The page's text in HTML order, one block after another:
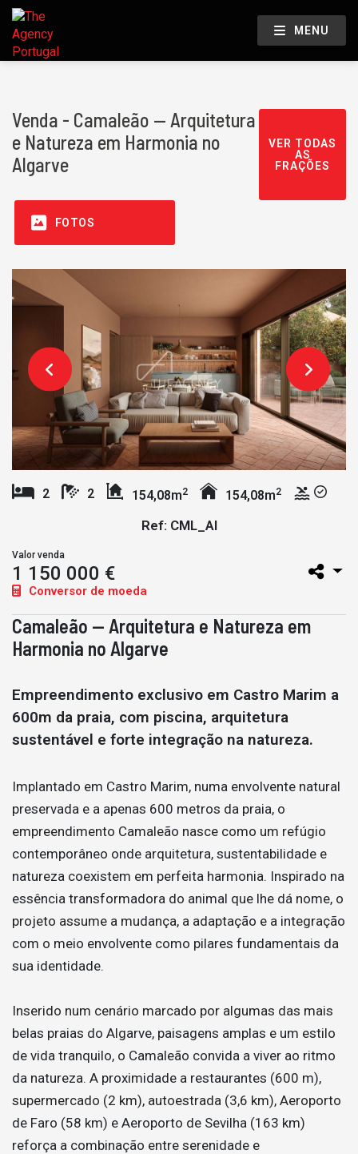
MENU
Venda - Camaleão — Arquitetura
e Natureza em Harmonia no
Algarve
VER TODAS
AS
FRAÇÕES
FOTOS
2 2 154,08m2 154,08m2
Ref: CML_AI
Valor venda
1 150 000 €
Conversor de moeda
Camaleão — Arquitetura e Natureza em
Harmonia no Algarve
Empreendimento exclusivo em Castro Marim a
600m da praia, com piscina, arquitetura
sustentável e forte integração na natureza.
Implantado em Castro Marim, numa envolvente natural
preservada e a apenas 600 metros da praia, o
empreendimento Camaleão nasce como um refúgio
contemporâneo onde arquitetura, sustentabilidade e
natureza coexistem em perfeita harmonia. Inspirado na
essência transformadora do animal que lhe dá nome, o
projeto assume a mudança, a adaptação e a integração
com o meio envolvente como pilares fundamentais da
sua identidade.
Inserido num cenário marcado por algumas das mais
belas praias do Algarve, paisagens amplas e um estilo
de vida tranquilo, o Camaleão convida a viver ao ritmo
da natureza. A proximidade a restaurantes (600 m),
supermercado (2 km), autoestrada (3,6 km), Aeroporto
de Faro (58 km) e Aeroporto de Sevilha (163 km)
reforça a combinação entre serenidade e